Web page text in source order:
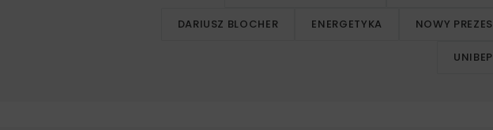
DARIUSZ BLOCHER ENERGETYKA NOWY PREZES
UNIBEP